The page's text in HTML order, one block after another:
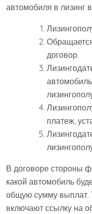
автомобиля в лизинг
договор.
платеж,
В договоре стороны
какой автомобиль
общую сумму выплат.
включают ссылку на